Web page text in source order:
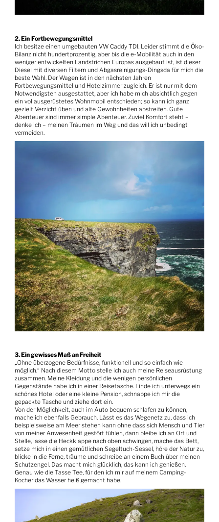
2. Ein Fortbewegungsmittel
Ich besitze einen umgebauten VW Caddy TDI. Leider stimmt die Öko-
Bilanz nicht hundertprozentig, aber bis die e-Mobilität auch in den
weniger entwickelten Landstrichen Europas ausgebaut ist, ist dieser
Diesel mit diversen Filtern und Abgasreinigungs-Dingsda für mich die
beste Wahl. Der Wagen ist in den nächsten Jahren
Fortbewegungsmittel und Hotelzimmer zugleich. Er ist nur mit dem
Notwendigsten ausgestattet, aber ich habe mich absichtlich gegen
ein vollausgerüstetes Wohnmobil entschieden; so kann ich ganz
gezielt Verzicht üben und alte Gewohnheiten abstreifen. Gute
Abenteuer sind immer simple Abenteuer. Zuviel Komfort steht –
denke ich – meinen Träumen im Weg und das will ich unbedingt
vermeiden.
3. Ein gewisses Maß an Freiheit
„Ohne überzogene Bedürfnisse, funktionell und so einfach wie
möglich.“ Nach diesem Motto stelle ich auch meine Reiseausrüstung
zusammen. Meine Kleidung und die wenigen persönlichen
Gegenstände habe ich in einer Reisetasche. Finde ich unterwegs ein
schönes Hotel oder eine kleine Pension, schnappe ich mir die
gepackte Tasche und ziehe dort ein.
Von der Möglichkeit, auch im Auto bequem schlafen zu können,
mache ich ebenfalls Gebrauch. Lässt es das Wegenetz zu, dass ich
beispielsweise am Meer stehen kann ohne dass sich Mensch und Tier
von meiner Anwesenheit gestört fühlen, dann bleibe ich an Ort und
Stelle, lasse die Heckklappe nach oben schwingen, mache das Bett,
setze mich in einen gemütlichen Segeltuch-Sessel, höre der Natur zu,
blicke in die Ferne, träume und schreibe an einem Buch über meinen
Schutzengel. Das macht mich glücklich, das kann ich genießen.
Genau wie die Tasse Tee, für den ich mir auf meinem Camping-
Kocher das Wasser heiß gemacht habe.